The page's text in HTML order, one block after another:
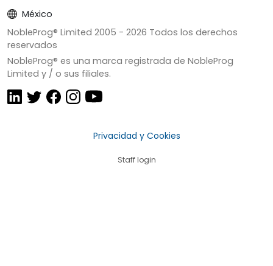
México
NobleProg® Limited 2005 - 2026 Todos los derechos
reservados
NobleProg® es una marca registrada de NobleProg
Limited y / o sus filiales.
Privacidad y Cookies
Staff login